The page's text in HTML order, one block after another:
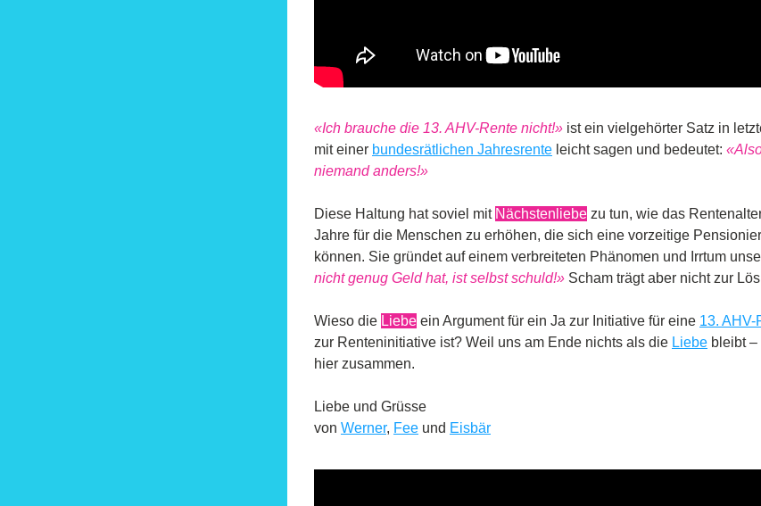
«Ich brauche die 13. AHV-Rente nicht!» ist ein vielgehörter Satz in
mit einer bundesrätlichen Jahresrente leicht sagen und bedeutet:
niemand anders!»
Diese Haltung hat soviel mit Nächstenliebe zu tun, wie das
Jahre für die Menschen zu erhöhen, die sich eine vorzeitige
können. Sie gründet auf einem verbreiteten Phänomen und Irrtum
nicht genug Geld hat, ist selbst schuld!» Scham trägt aber nicht zur
Wieso die Liebe ein Argument für ein Ja zur Initiative für eine 13. AHV-
zur Renteninitiative ist? Weil uns am Ende nichts als die Liebe bleibt
hier zusammen.
Liebe und Grüsse
von Werner, Fee und Eisbär